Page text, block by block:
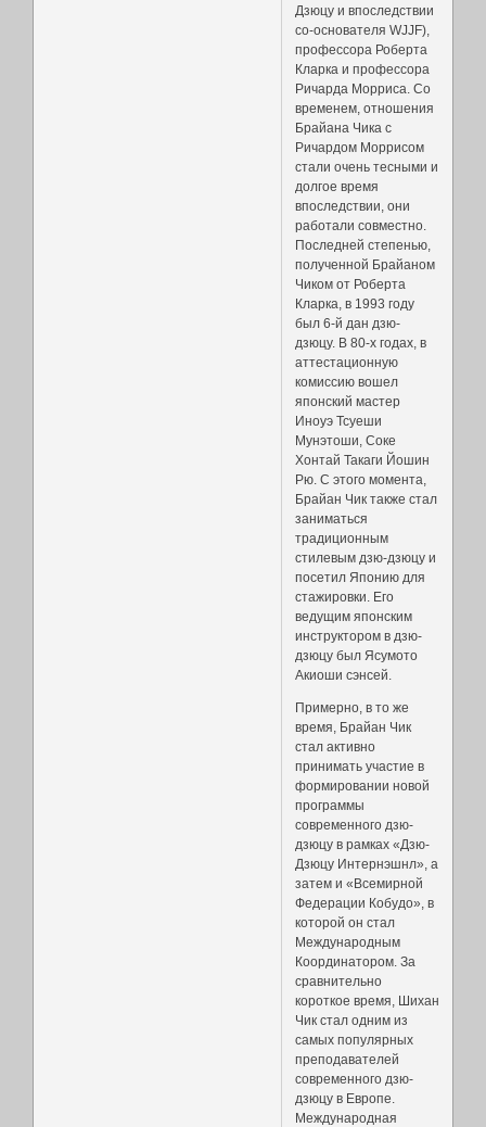
Дзюцу и впоследствии
со-основателя WJJF),
профессора Роберта
Кларка и профессора
Ричарда Морриса. Со
временем, отношения
Брайана Чика с
Ричардом Моррисом
стали очень тесными и
долгое время
впоследствии, они
работали совместно.
Последней степенью,
полученной Брайаном
Чиком от Роберта
Кларка, в 1993 году
был 6-й дан дзю-
дзюцу. В 80-х годах, в
аттестационную
комиссию вошел
японский мастер
Иноуэ Тсуеши
Мунэтоши, Соке
Хонтай Такаги Йошин
Рю. С этого момента,
Брайан Чик также стал
заниматься
традиционным
стилевым дзю-дзюцу и
посетил Японию для
стажировки. Его
ведущим японским
инструктором в дзю-
дзюцу был Ясумото
Акиоши сэнсей.
Примерно, в то же
время, Брайан Чик
стал активно
принимать участие в
формировании новой
программы
современного дзю-
дзюцу в рамках «Дзю-
Дзюцу Интернэшнл», а
затем и «Всемирной
Федерации Кобудо», в
которой он стал
Международным
Координатором. За
сравнительно
короткое время, Шихан
Чик стал одним из
самых популярных
преподавателей
современного дзю-
дзюцу в Европе.
Международная